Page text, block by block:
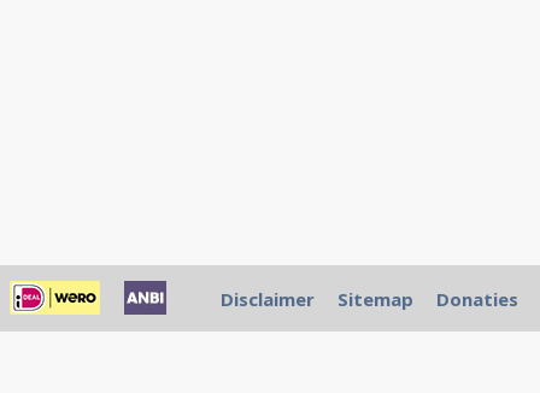
Disclaimer Sitemap Donaties